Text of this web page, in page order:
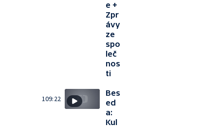
e +
Zpr
ávy
ze
spo
leč
nos
ti
109:22
Bes
ed
a:
Kul